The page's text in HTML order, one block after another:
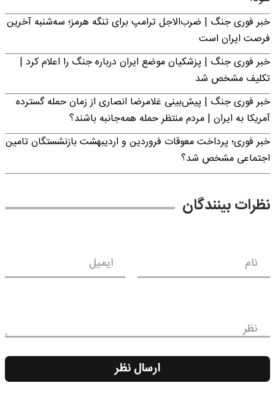
خبر فوری جنگ | ضرب‌الاجل ترامپ برای تنگه هرمز؛ سه‌شنبه آخرین
فرصت ایران است
خبر فوری جنگ | پزشکیان موضع ایران درباره جنگ را اعلام کرد |
تکلیف مشخص شد
خبر فوری جنگ | پیش‌بینی غلامرضا انصاری از زمان حمله گسترده
آمریکا به ایران | مردم منتظر حمله همه‌جانبه باشند؟
خبر فوری؛ پرداخت معوقات فروردین و اردیبهشت بازنشستگان تامین
اجتماعی مشخص شد؟
نظرات بینندگان
نام ایمیل
نظر
ارسال نظر